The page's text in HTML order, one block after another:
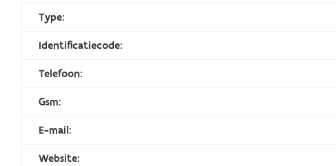
Type:
Identificatiecode:
Telefoon:
Gsm:
E-mail:
Website: